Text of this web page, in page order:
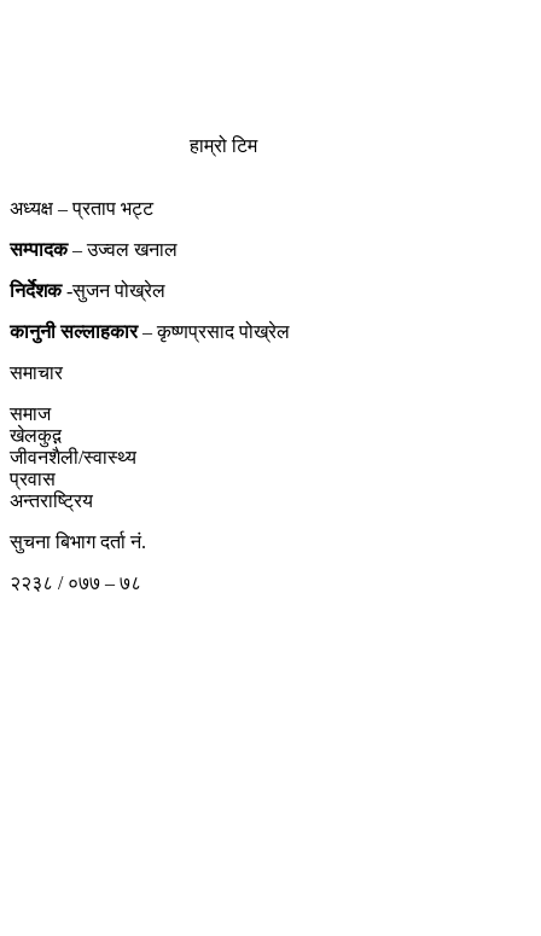
हाम्रो टिम
अध्यक्ष – प्रताप भट्ट
सम्पादक– उज्वल खनाल
निर्देशक-सुजन पोख्रेल
कानुनी सल्लाहकार– कृष्णप्रसाद पोख्रेल
समाचार
समाज
खेलकुद़़
जीवनशैली/स्वास्थ्य
प्रवास
अन्तराष्ट्रिय
सुचना बिभाग दर्ता नं.
२२३८ / ०७७ – ७८